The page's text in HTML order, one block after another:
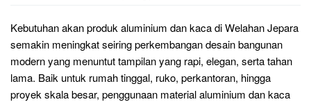
Kebutuhan akan produk aluminium dan kaca di Welahan Jepara
semakin meningkat seiring perkembangan desain bangunan
modern yang menuntut tampilan yang rapi, elegan, serta tahan
lama. Baik untuk rumah tinggal, ruko, perkantoran, hingga
proyek skala besar, penggunaan material aluminium dan kaca